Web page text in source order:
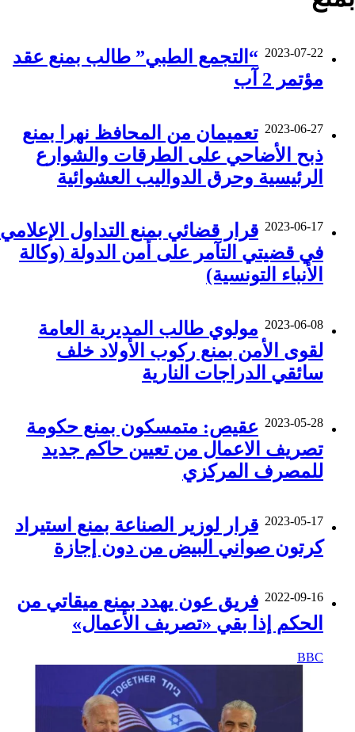
2023-07-22 “التجمع الطبي” طالب بمنع عقد
مؤتمر 2 آب
2023-06-27 تعميمان من المحافظ نهرا بمنع
ذبح الأضاحي على الطرقات والشوارع
الرئيسية وحرق الدواليب العشوائية
2023-06-17 قرار قضائي بمنع التداول الإعلامي
في قضيتي التآمر على أمن الدولة (وكالة
الأنباء التونسية)
2023-06-08 مولوي طالب المديرية العامة
لقوى الأمن بمنع ركوب الأولاد خلف
سائقي الدراجات النارية
2023-05-28 عقيص: متمسكون بمنع حكومة
تصريف الاعمال من تعيين حاكم جديد
للمصرف المركزي
2023-05-17 قرار لوزير الصناعة بمنع استيراد
كرتون صواني البيض من دون إجازة
2022-09-16 فريق عون يهدد بمنع ميقاتي من
الحكم إذا بقي «تصريف الأعمال»
BBC